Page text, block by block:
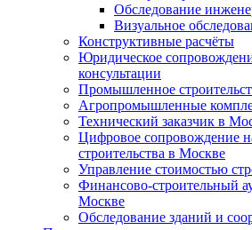
Обследование
Визуальное
Конструктивные расчёты
Юридическое
консультации
Промышленное
Агропромышленные
Технический заказчик в
Цифровое сопровождение
строительства в Москве
Управление стоимостью
Финансово-строительный
Москве
Обследование зданий и